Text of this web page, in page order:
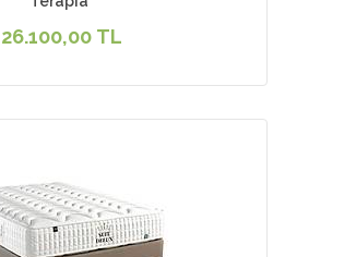
26.100,00 TL